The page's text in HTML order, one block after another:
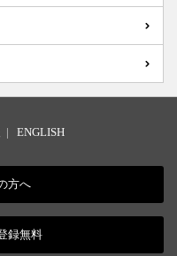
| ENGLISH
方へ
録無料